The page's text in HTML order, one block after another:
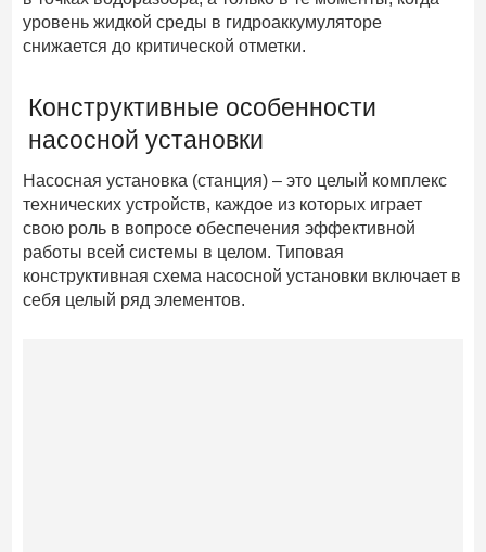
уровень жидкой среды в гидроаккумуляторе
снижается до критической отметки.
Конструктивные особенности
насосной установки
Насосная установка (станция) – это целый комплекс
технических устройств, каждое из которых играет
свою роль в вопросе обеспечения эффективной
работы всей системы в целом. Типовая
конструктивная схема насосной установки включает в
себя целый ряд элементов.